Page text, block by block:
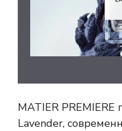
MATIER
Lavender,